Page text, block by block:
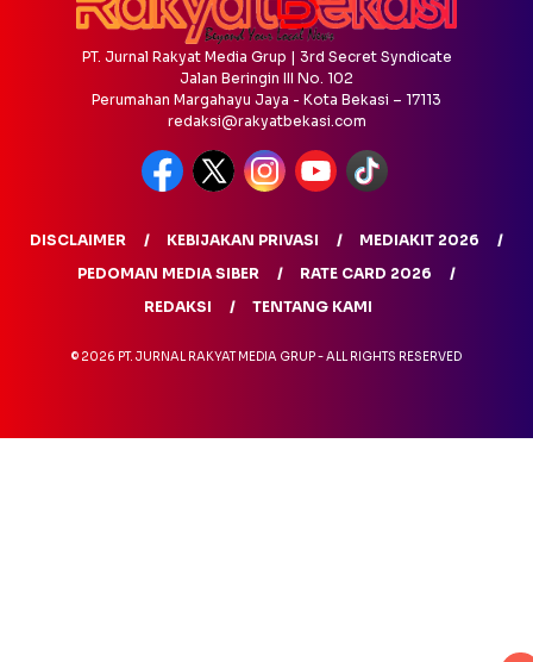
PT. Jurnal Rakyat Media Grup | 3rd Secret Syndicate
Jalan Beringin III No. 102
Perumahan Margahayu Jaya - Kota Bekasi – 17113
redaksi@rakyatbekasi.com
DISCLAIMER KEBIJAKAN PRIVASI
MEDIAKIT 2026
PEDOMAN MEDIA SIBER
RATE CARD 2026
REDAKSI
TENTANG KAMI
© 2026 PT. JURNAL RAKYAT MEDIA GRUP - ALL RIGHTS RESERVED